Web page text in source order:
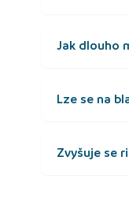
Jak dlouho
Lze se na
Zvyšuje se